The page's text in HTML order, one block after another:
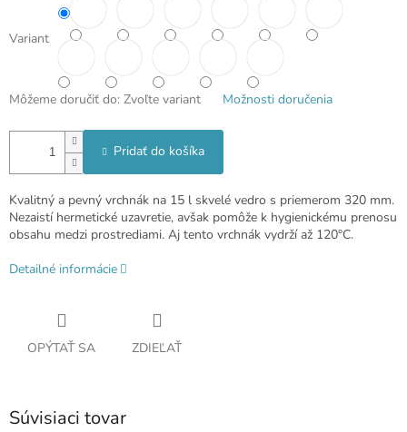
Variant
Môžeme doručiť do: Zvoľte variant Možnosti doručenia
Pridať do košíka
Kvalitný a pevný vrchnák na 15 l skvelé vedro s priemerom 320 mm.
Nezaistí hermetické uzavretie, avšak pomôže k hygienickému prenosu
obsahu medzi prostrediami. Aj tento vrchnák vydrží až 120°C.
Detailné informácie
OPÝTAŤ SA ZDIEĽAŤ
Súvisiaci tovar